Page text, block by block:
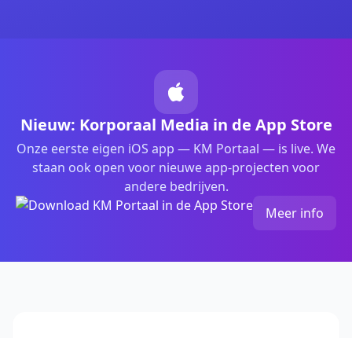
Nieuw: Korporaal Media in de App Store
Onze eerste eigen iOS app — KM Portaal — is live. We
staan ook open voor nieuwe app-projecten voor
andere bedrijven.
Meer info